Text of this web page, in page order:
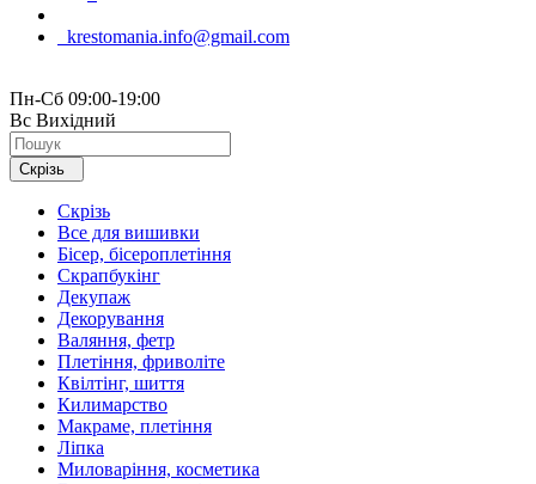
krestomania.info@gmail.com
Пн-Сб 09:00-19:00
Вс Вихідний
Скрізь
Скрізь
Все для вишивки
Бісер, бісероплетіння
Скрапбукінг
Декупаж
Декорування
Валяння, фетр
Плетіння, фриволіте
Квілтінг, шиття
Килимарство
Макраме, плетіння
Ліпка
Миловаріння, косметика